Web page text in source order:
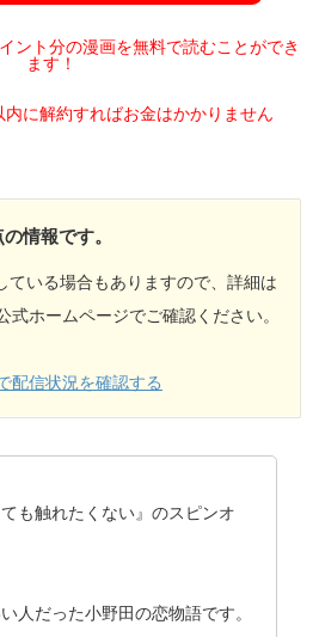
ント分の漫画を無料で読むことができ
ます！
に解約すればお金はかかりません
情報です。
ている場合もありますので、詳細は
式ホームページでご確認ください。
配信状況を確認する
ても触れたくない』のスピンオ
人だった小野田の恋物語です。